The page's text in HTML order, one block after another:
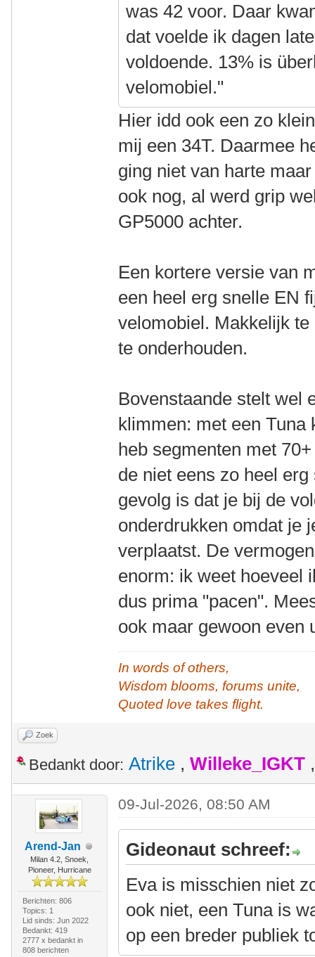
was 42 voor. Daar
dat voelde ik dagen
voldoende. 13% is
velomobiel."
Hier idd ook een zo
mij een 34T. Daarmee
ging niet van harte
ook nog, al werd grip
GP5000 achter.
Een kortere versie van
een heel erg snelle EN
velomobiel. Makkelijk
te onderhouden.
Bovenstaande stelt wel
klimmen: met een Tuna
heb segmenten met
de niet eens zo heel
gevolg is dat je bij de
onderdrukken omdat je
verplaatst. De
enorm: ik weet hoeveel
dus prima "pacen".
ook maar gewoon even
In words of others,
Wisdom blooms, forums unite,
Quoted love takes flight.
Zoek
Bedankt door: Atrike , Willeke_IGKT
Arend-Jan
Milan 4.2, Snoek,
Pioneer, Hurricane
Berichten: 806
Topics: 1
Lid sinds: Jun 2022
Bedankt: 419
2777 x bedankt in
808 berichten
09-Jul-2026, 08:50 AM
Gideonaut schreef:
Eva is misschien niet
ook niet, een Tuna is
op een breder publiek